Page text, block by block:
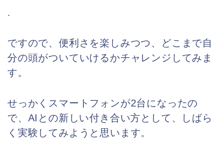
.
ですので、便利さを楽しみつつ、どこまで自
分の頭がついていけるかチャレンジしてみま
す。
せっかくスマートフォンが2台になったの
で、AIとの新しい付き合い方として、しばら
く実験してみようと思います。